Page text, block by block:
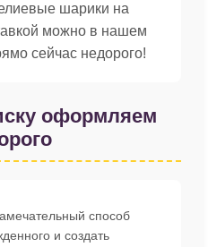
шарики на
можно в нашем
сейчас недорого!
оформляем
способ
и создать